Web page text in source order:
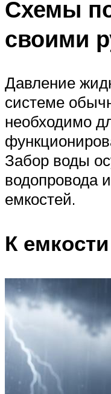
Схемы
своими
Давление
системе
необходимо
Забор воды
водопровода
емкостей.
К